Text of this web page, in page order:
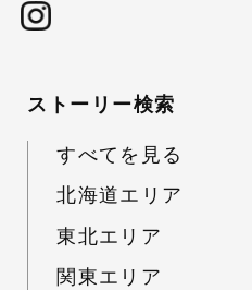
ストーリー検索
すべてを見る
北海道エリア
東北エリア
関東エリア